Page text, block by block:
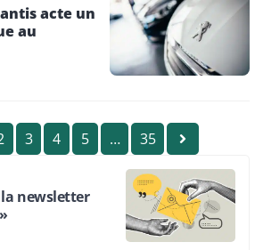
acte un
au
3 4 5 … 35
newsletter